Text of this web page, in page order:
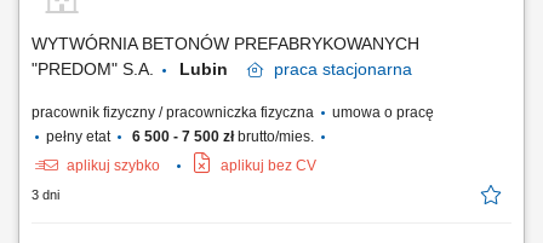
mieszanki betonowej. Wyrównywanie powierzchni betonu oraz kontrola
WYTWÓRNIA BETONÓW PREFABRYKOWANYCH
"PREDOM" S.A.
Lubin praca stacjonarna
pracownik fizyczny / pracowniczka fizyczna
umowa o pracę
pełny etat
6 500 - 7 500 złbrutto/mies.
aplikuj szybko
aplikuj bez CV
3 dni